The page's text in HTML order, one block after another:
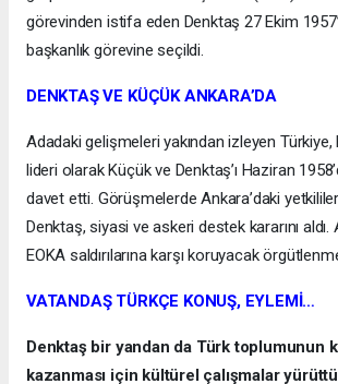
görevinden istifa eden Denktaş 27 Ekim
başkanlık görevine seçildi.
DENKTAŞ VE KÜÇÜK ANKARA’DA
Adadaki gelişmeleri yakından izleyen Türkiye,
lideri olarak Küçük ve Denktaş’ı Haziran
davet etti. Görüşmelerde Ankara’daki
Denktaş, siyasi ve askeri destek kararını aldı.
EOKA saldırılarına karşı koruyacak
VATANDAŞ TÜRKÇE KONUŞ, EYLEMİ…
Denktaş bir yandan da Türk toplumunun
kazanması için kültürel çalışmalar